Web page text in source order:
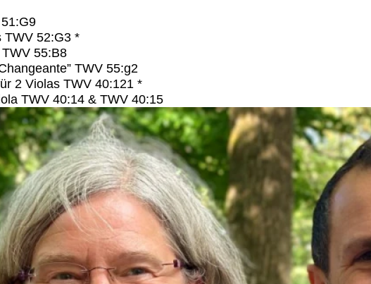
TWV 52:G3 *
55:B8
TWV 55:g2
2 Violas TWV 40:121 *
TWV 40:14 & TWV 40:15